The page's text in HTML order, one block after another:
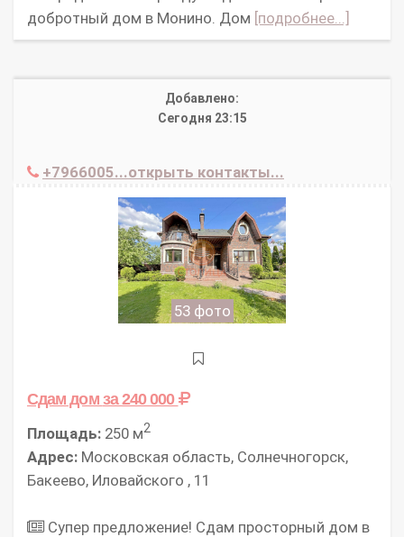
добротный дом в Монино. Дом [подробнее...]
Добавлено:
Сегодня 23:15
+7966005...открыть контакты...
53 фото
Сдам домза 240 000
Площадь: 250 м2
Адрес: Московская область, Солнечногорск,
Бакеево, Иловайского , 11
Супер предложение! Сдам просторный дом в